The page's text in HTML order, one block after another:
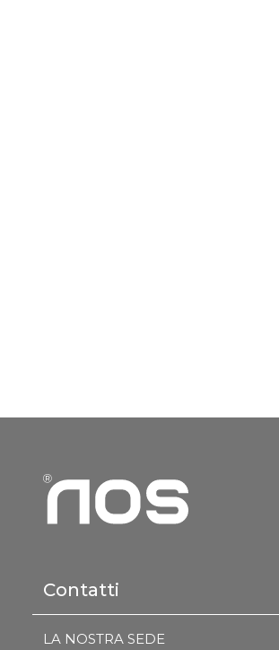
Contatti
LA NOSTRA SEDE